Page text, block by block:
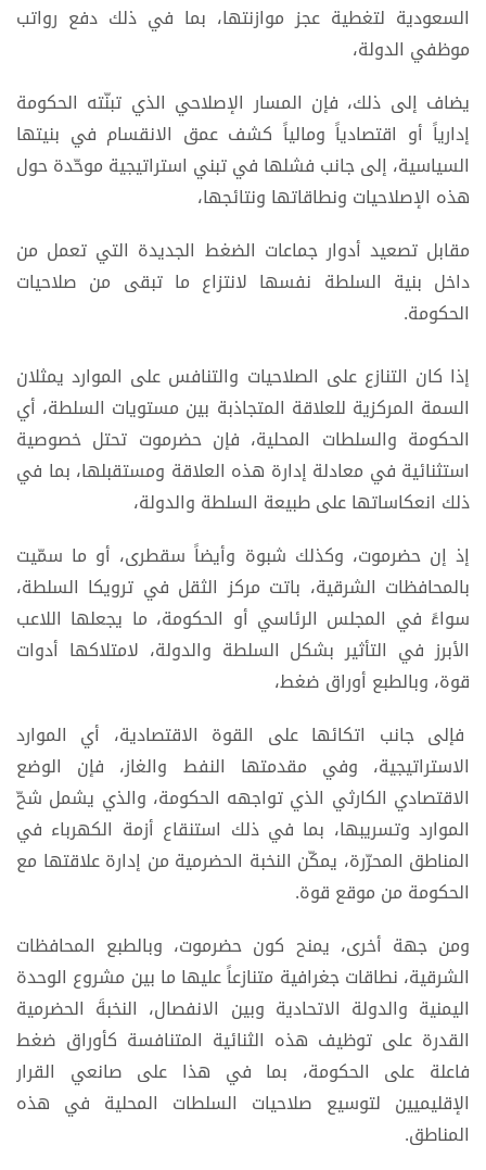
السعودية لتغطية عجز موازنتها، بما في ذلك دفع رواتب
موظفي الدولة،
يضاف إلى ذلك، فإن المسار الإصلاحي الذي تبنّته الحكومة
إدارياً أو اقتصادياً ومالياً كشف عمق الانقسام في بنيتها
السياسية، إلى جانب فشلها في تبني استراتيجية موحّدة حول
هذه الإصلاحيات ونطاقاتها ونتائجها،
مقابل تصعيد أدوار جماعات الضغط الجديدة التي تعمل من
داخل بنية السلطة نفسها لانتزاع ما تبقى من صلاحيات
الحكومة.
إذا كان التنازع على الصلاحيات والتنافس على الموارد يمثلان
السمة المركزية للعلاقة المتجاذبة بين مستويات السلطة، أي
الحكومة والسلطات المحلية، فإن حضرموت تحتل خصوصية
استثنائية في معادلة إدارة هذه العلاقة ومستقبلها، بما في
ذلك انعكاساتها على طبيعة السلطة والدولة،
إذ إن حضرموت، وكذلك شبوة وأيضاً سقطرى، أو ما سمّيت
بالمحافظات الشرقية، باتت مركز الثقل في ترويكا السلطة،
سواءً في المجلس الرئاسي أو الحكومة، ما يجعلها اللاعب
الأبرز في التأثير بشكل السلطة والدولة، لامتلاكها أدوات
قوة، وبالطبع أوراق ضغط،
فإلى جانب اتكائها على القوة الاقتصادية، أي الموارد
الاستراتيجية، وفي مقدمتها النفط والغاز، فإن الوضع
الاقتصادي الكارثي الذي تواجهه الحكومة، والذي يشمل شحّ
الموارد وتسريبها، بما في ذلك استنقاع أزمة الكهرباء في
المناطق المحرّرة، يمكّن النخبة الحضرمية من إدارة علاقتها مع
الحكومة من موقع قوة.
ومن جهة أخرى، يمنح كون حضرموت، وبالطبع المحافظات
الشرقية، نطاقات جغرافية متنازعاً عليها ما بين مشروع الوحدة
اليمنية والدولة الاتحادية وبين الانفصال، النخبةَ الحضرمية
القدرة على توظيف هذه الثنائية المتنافسة كأوراق ضغط
فاعلة على الحكومة، بما في هذا على صانعي القرار
الإقليميين لتوسيع صلاحيات السلطات المحلية في هذه
المناطق.